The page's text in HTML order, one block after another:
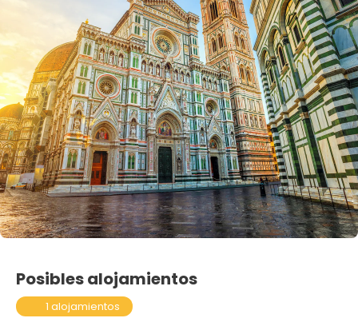
Posibles alojamientos
1 alojamientos